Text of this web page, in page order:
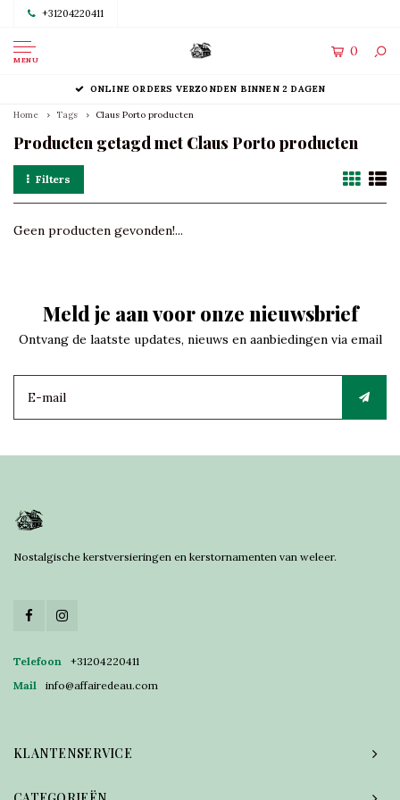
+31204220411
MENU
0
ONLINE ORDERS VERZONDEN BINNEN 2 DAGEN
Home Tags Claus Porto producten
Producten getagd met Claus Porto producten
Filters
Geen producten gevonden!...
Meld je aan voor onze nieuwsbrief
Ontvang de laatste updates, nieuws en aanbiedingen via email
Nostalgische kerstversieringen en kerstornamenten van weleer.
Telefoon
+31204220411
Mail
info@affairedeau.com
KLANTENSERVICE